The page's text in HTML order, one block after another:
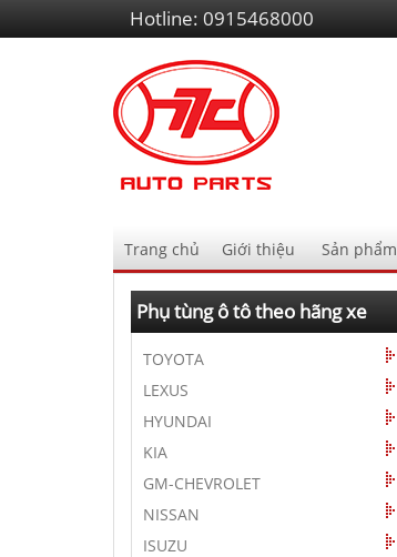
Hotline: 0915468000
hướng
AutoPart
Trang chủ Giới thiệu Sản phẩm
Phụ tùng ô tô theo hãng xe
TOYOTA
LEXUS
HYUNDAI
KIA
GM-CHEVROLET
NISSAN
ISUZU